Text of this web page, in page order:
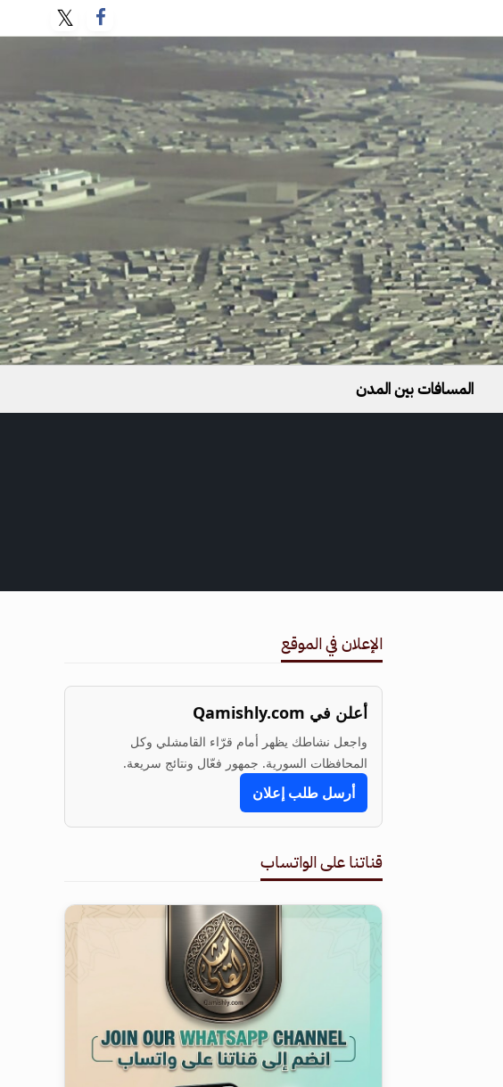
المسافات بين المدن
الإعلان في الموقع
أعلن في Qamishly.com
واجعل نشاطك يظهر أمام قرّاء القامشلي وكل
المحافظات السورية. جمهور فعّال ونتائج سريعة.
أرسل طلب إعلان
قناتنا على الواتساب